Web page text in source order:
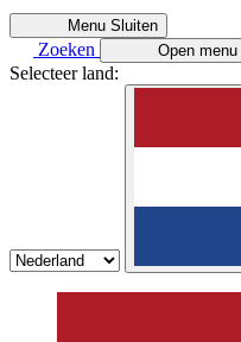
Menu Sluiten
Zoeken Open menu
Selecteer land: